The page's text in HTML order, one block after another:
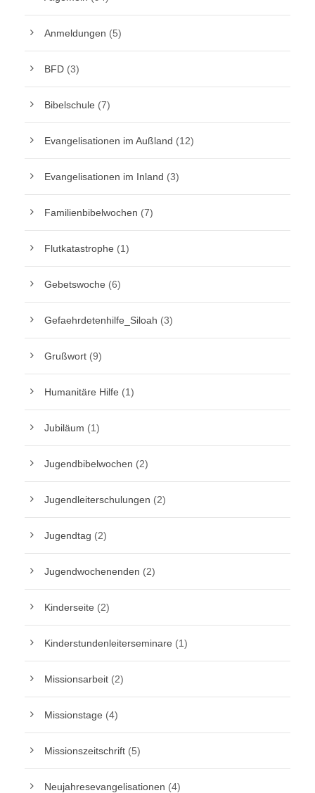
Anmeldungen (5)
BFD (3)
Bibelschule (7)
Evangelisationen im Außland (12)
Evangelisationen im Inland (3)
Familienbibelwochen (7)
Flutkatastrophe (1)
Gebetswoche (6)
Gefaehrdetenhilfe_Siloah (3)
Grußwort (9)
Humanitäre Hilfe (1)
Jubiläum (1)
Jugendbibelwochen (2)
Jugendleiterschulungen (2)
Jugendtag (2)
Jugendwochenenden (2)
Kinderseite (2)
Kinderstundenleiterseminare (1)
Missionsarbeit (2)
Missionstage (4)
Missionszeitschrift (5)
Neujahresevangelisationen (4)